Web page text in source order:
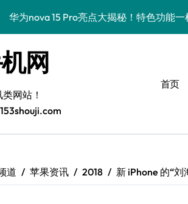
华为nova 15 Pro亮点大揭秘！特色功能一
荣耀ROBOT PHONE在手，资讯动态随时
手机控必看！三星Galaxy Z Flip7 FE新机
小米17 Pro Max资讯速递，手机一握即览
红米K90全揭秘！配置亮点+发售详情，
荣耀500 Pro携手MOLLY，速递前沿科技
网
网站！
首页
道 苹果资讯 2018 新 iPhone 的“